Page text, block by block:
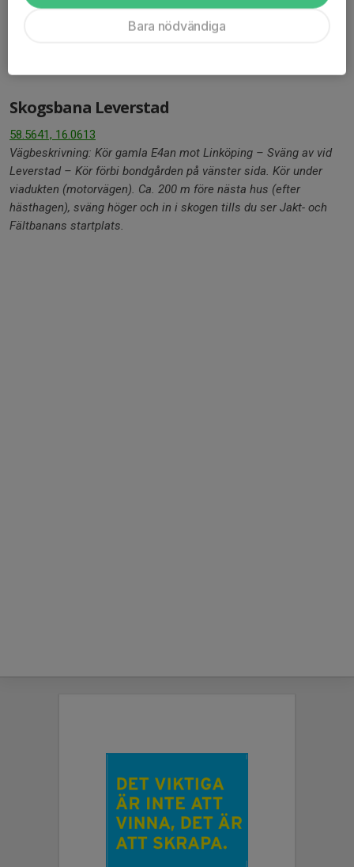
Skogsbana Leverstad
58.5641, 16.0613
Vägbeskrivning: Kör gamla E4an mot Linköping – Sväng av vid
Leverstad – Kör förbi bondgården på vänster sida. Kör under
viadukten (motorvägen). Ca. 200 m före nästa hus (efter
hästhagen), sväng höger och in i skogen tills du ser Jakt- och
Fältbanans startplats.
Bara nödvändiga